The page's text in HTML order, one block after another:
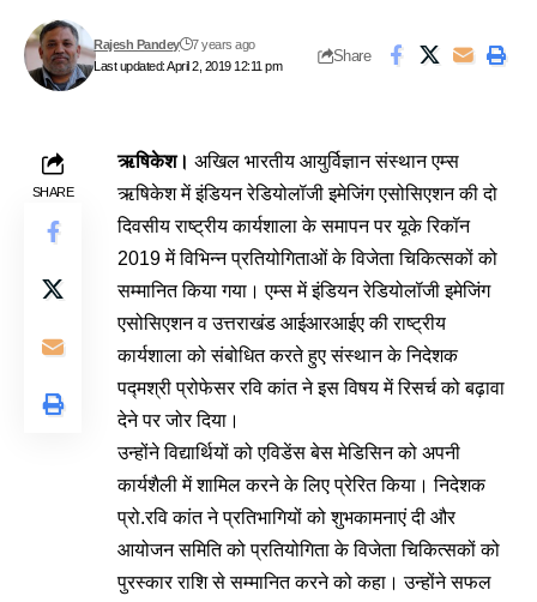
Last updated: April 2, 2019 12:11 pm
Rajesh Pandey 7 years ago
Share
SHARE
ऋषिकेश। अखिल भारतीय आयुर्विज्ञान संस्थान एम्स
ऋषिकेश में इंडियन रेडियोलॉजी इमेजिंग एसोसिएशन की दो
दिवसीय राष्ट्रीय कार्यशाला के समापन पर यूके रिकॉन
2019 में विभिन्न प्रतियोगिताओं के विजेता चिकित्सकों को
सम्मानित किया गया। एम्स में इंडियन रेडियोलॉजी इमेजिंग
एसोसिएशन व उत्तराखंड आईआरआईए की राष्ट्रीय
कार्यशाला को संबोधित करते हुए संस्थान के निदेशक
पद्मश्री प्रोफेसर रवि कांत ने इस विषय में रिसर्च को बढ़ावा
देने पर जोर दिया।
उन्होंने विद्यार्थियों को एविडेंस बेस मेडिसिन को अपनी
कार्यशैली में शामिल करने के लिए प्रेरित किया। निदेशक
प्रो.रवि कांत ने प्रतिभागियों को शुभकामनाएं दी और
आयोजन समिति को प्रतियोगिता के विजेता चिकित्सकों को
पुरस्कार राशि से सम्मानित करने को कहा। उन्होंने सफल